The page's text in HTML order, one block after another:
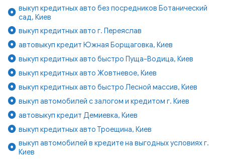
выкуп кредитных авто без посредников Ботанический
сад, Киев
выкуп кредитных авто г. Переяслав
автовыкуп кредит Южная Борщаговка, Киев
выкуп кредитных авто быстро Пуща-Водица, Киев
выкуп кредитных авто Жовтневое, Киев
выкуп кредитных авто быстро Лесной массив, Киев
выкуп автомобилей с залогом и кредитом г. Киев
автовыкуп кредит Демиевка, Киев
выкуп кредитных авто Троещина, Киев
выкуп автомобилей в кредите на выгодных условиях г.
Киев